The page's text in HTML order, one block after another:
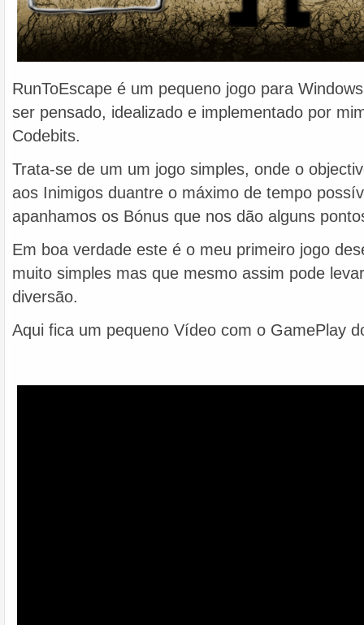
RunToEscape é um pequeno jogo para
ser pensado, idealizado e implementado por
Codebits.
Trata-se de um um jogo simples, onde o
aos Inimigos duantre o máximo de tempo
apanhamos os Bónus que nos dão alguns
Em boa verdade este é o meu primeiro jogo
muito simples mas que mesmo assim pode
diversão.
Aqui fica um pequeno Vídeo com o GamePlay